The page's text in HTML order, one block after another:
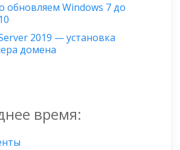
обновляем Windows 7 до
2019 — установка
домена
время: